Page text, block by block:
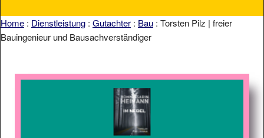
Home : Dienstleistung : Gutachter : Bau : Torsten Pilz | freier
Bauingenieur und Bausachverständiger